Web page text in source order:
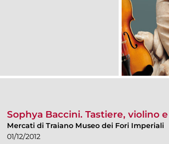
Sophya Baccini. Tastiere, violino
Mercati di Traiano Museo dei Fori Imperiali
01/12/2012